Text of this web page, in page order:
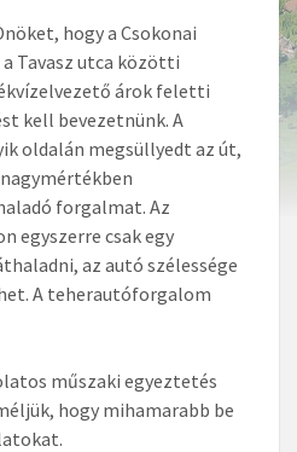
hogy a Csokonai
a Tavasz utca közötti
árok feletti
kell bevezetnünk. A
oldalán megsüllyedt az út,
forgalmat. Az
egyszerre csak egy
az autó szélessége
A teherautóforgalom
műszaki egyeztetés
hogy mihamarabb be